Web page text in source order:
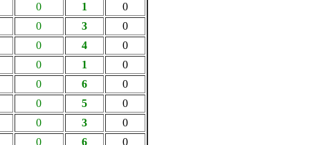
0
1
0
0
3
0
0
4
0
0
1
0
0
6
0
0
5
0
0
3
0
0
6
0